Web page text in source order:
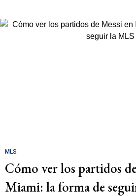
MLS
Cómo ver los partidos
Miami: la forma de